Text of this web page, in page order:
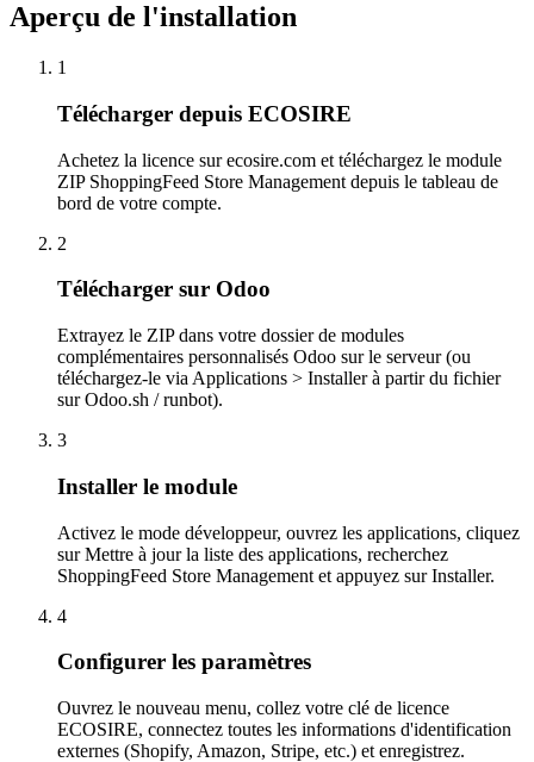
Aperçu de l'installation
1
Télécharger depuis ECOSIRE
Achetez la licence sur ecosire.com et téléchargez le module
ZIP ShoppingFeed Store Management depuis le tableau de
bord de votre compte.
2
Télécharger sur Odoo
Extrayez le ZIP dans votre dossier de modules
complémentaires personnalisés Odoo sur le serveur (ou
téléchargez-le via Applications > Installer à partir du fichier
sur Odoo.sh / runbot).
3
Installer le module
Activez le mode développeur, ouvrez les applications, cliquez
sur Mettre à jour la liste des applications, recherchez
ShoppingFeed Store Management et appuyez sur Installer.
4
Configurer les paramètres
Ouvrez le nouveau menu, collez votre clé de licence
ECOSIRE, connectez toutes les informations d'identification
externes (Shopify, Amazon, Stripe, etc.) et enregistrez.